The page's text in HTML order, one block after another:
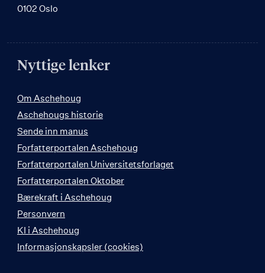
0102 Oslo
Nyttige lenker
Om Aschehoug
Aschehougs historie
Sende inn manus
Forfatterportalen Aschehoug
Forfatterportalen Universitetsforlaget
Forfatterportalen Oktober
Bærekraft i Aschehoug
Personvern
KI i Aschehoug
Informasjonskapsler (cookies)